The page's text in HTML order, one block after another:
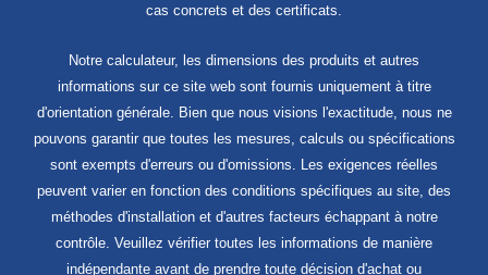
cas concrets et des certificats.
Notre calculateur, les dimensions des produits et autres
informations sur ce site web sont fournis uniquement à titre
d'orientation générale. Bien que nous visions l'exactitude, nous ne
pouvons garantir que toutes les mesures, calculs ou spécifications
sont exempts d'erreurs ou d'omissions. Les exigences réelles
peuvent varier en fonction des conditions spécifiques au site, des
méthodes d'installation et d'autres facteurs échappant à notre
contrôle. Veuillez vérifier toutes les informations de manière
indépendante avant de prendre toute décision d'achat ou